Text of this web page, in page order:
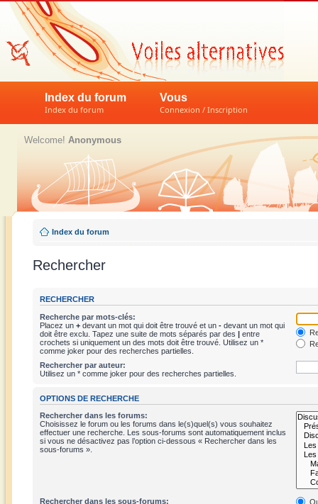
Index du forum
Index du forum
Vous
Connexion / Inscription
Welcome! Anonymous
Index du forum
Rechercher
RECHERCHER
Recherche par mots-clés:
Placez un + devant un mot qui doit être trouvé et un - devant un mot qui
doit être exclu. Tapez une suite de mots séparés par des | entre
crochets si uniquement un des mots doit être trouvé. Utilisez un *
comme joker pour des recherches partielles.
Rechercher par auteur:
Utilisez un * comme joker pour des recherches partielles.
OPTIONS DE RECHERCHE
Rechercher dans les forums:
Choisissez le forum ou les forums dans le(s)quel(s) vous souhaitez
effectuer une recherche. Les sous-forums sont automatiquement inclus
si vous ne désactivez pas l’option ci-dessous « Rechercher dans les
sous-forums ».
Rechercher dans les sous-forums: